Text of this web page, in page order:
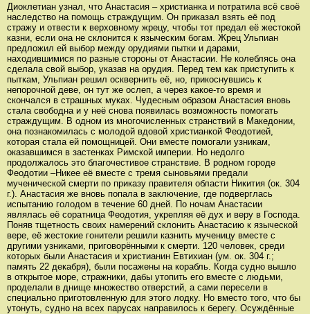
Диоклетиан узнал, что Анастасия – христианка и потратила всё своё
наследство на помощь страждущим. Он приказал взять её под
стражу и отвести к верховному жрецу, чтобы тот предал её жестокой
казни, если она не склонится к языческим богам. Жрец Ульпиан
предложил ей выбор между орудиями пытки и дарами,
находившимися по разные стороны от Анастасии. Не колеблясь она
сделала свой выбор, указав на орудия. Перед тем как приступить к
пыткам, Ульпиан решил осквернить её, но, прикоснувшись к
непорочной деве, он тут же ослеп, а через какое-то время и
скончался в страшных муках. Чудесным образом Анастасия вновь
стала свободна и у неё снова появилась возможность помогать
страждущим. В одном из многочисленных странствий в Македонии,
она познакомилась с молодой вдовой христианкой Феодотией,
которая стала ей помощницей. Они вместе помогали узникам,
оказавшимся в застенках Римской империи. Но недолго
продолжалось это благочестивое странствие. В родном городе
Феодотии –Никее её вместе с тремя сыновьями предали
мученической смерти по приказу правителя области Никития (ок. 304
г.). Анастасия же вновь попала в заключение, где подверглась
испытанию голодом в течение 60 дней. По ночам Анастасии
являлась её соратница Феодотия, укрепляя её дух и веру в Господа.
Поняв тщетность своих намерений склонить Анастасию к языческой
вере, её жестокие гонители решили казнить мученицу вместе с
другими узниками, приговорёнными к смерти. 120 человек, среди
которых были Анастасия и христианин Евтихиан (ум. ок. 304 г.;
память 22 декабря), были посажены на корабль. Когда судно вышло
в открытое море, стражники, дабы утопить его вместе с людьми,
проделали в днище множество отверстий, а сами пересели в
специально приготовленную для этого лодку. Но вместо того, что бы
утонуть, судно на всех парусах направилось к берегу. Осуждённые